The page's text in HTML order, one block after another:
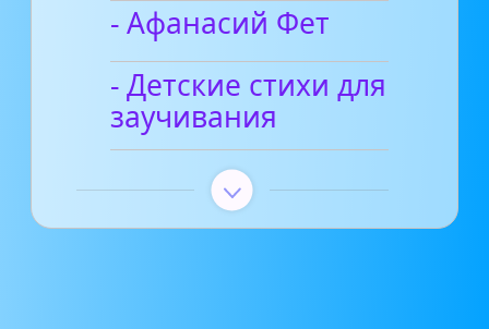
- Афанасий Фет
- Детские стихи для
заучивания